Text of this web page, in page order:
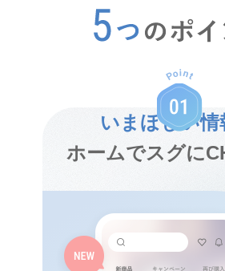
いまほしい情
ホームでスグに